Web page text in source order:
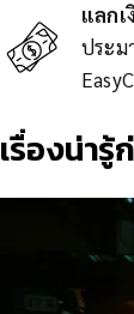
แลก
ประม
เรื่องน่า